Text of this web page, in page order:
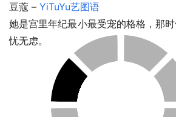
豆蔻 – YiTuYu艺图语
她是宫里年纪最小最受宠的格格，那
忧无虑。